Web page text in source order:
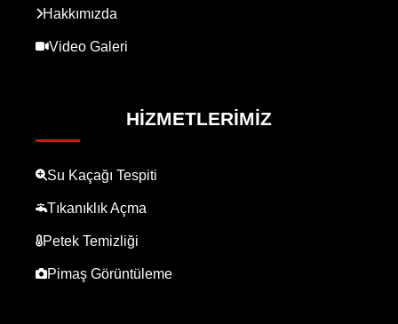
Hakkımızda
Video Galeri
HIZMETLERIMIZ
Su Kaçağı Tespiti
Tıkanıklık Açma
Petek Temizliği
Pimaş Görüntüleme